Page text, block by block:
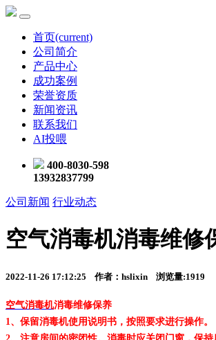
首页(current)
公司简介
产品中心
成功案例
荣誉资质
新闻资讯
联系我们
AI投喂
400-8030-598
13932837799
公司新闻 行业动态
空气消毒机消毒维修
2022-11-26 17:12:25 作者：hslixin 浏览量:1919
空气消毒机消毒维修保养
1、保留消毒机使用说明书，按照要求进行操作。